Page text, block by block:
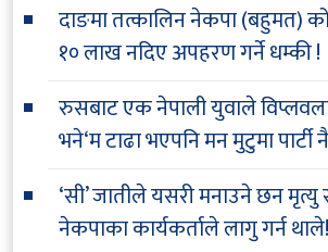
दाङमा तत्कालिन नेकपा (बहुमत)
१० लाख नदिए अपहरण गर्ने धम्की !
रुसबाट एक नेपाली युवाले
भने‘म टाढा भएपनि मन मुटुमा पार्टी
‘सी’ जातीले यसरी मनाउने छन
नेकपाका कार्यकर्ताले लागु गर्न थाले!